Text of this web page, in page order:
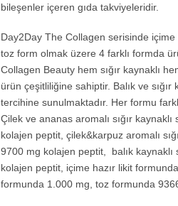
bileşenler içeren gıda takviyeleridir.
Day2Day The Collagen serisinde
toz form olmak üzere 4 farklı formda
Collagen Beauty hem sığır kaynaklı
ürün çeşitliliğine sahiptir. Balık ve
tercihine sunulmaktadır. Her formu
Çilek ve ananas aromalı sığır
kolajen peptit, çilek&karpuz aromalı
9700 mg kolajen peptit, balık
kolajen peptit, içime hazır likit
formunda 1.000 mg, toz formunda